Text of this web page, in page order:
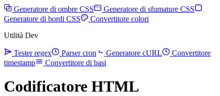
Generatore di ombre CSS
Generatore di sfumature CSS
Generatore di bordi CSS
Convertitore colori
Utilità Dev
Tester regex Parser cron Generatore cURL
Convertitore
timestamp
Convertitore di basi
Codificatore HTML